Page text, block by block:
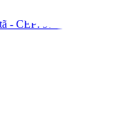
- CEP: 97546550 -